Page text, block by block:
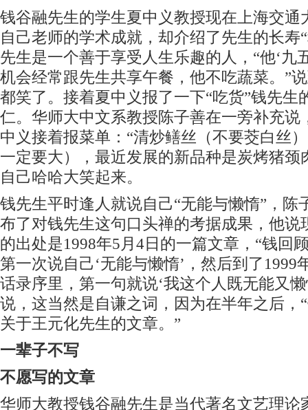
钱谷融先生的学生夏中义教授现在上海交通
自己老师的学术成就，却介绍了先生的长寿
先生是一个善于享受人生乐趣的人，“他‘九
机会经常跟先生共享午餐，他不吃蔬菜。”
都笑了。接着夏中义报了一下“吃货”钱先
仁。华师大中文系教授陈子善在一旁补充说
中义接着报菜单：“清炒鳝丝（不要茭白丝
一定要大），最近发展的新品种是炭烤猪颈
自己哈哈大笑起来。
钱先生平时逢人就说自己“无能与懒惰”，陈
布了对钱先生这句口头禅的考据成果，他说
的出处是1998年5月4日的一篇文章，“钱回
第一次说自己‘无能与懒惰’，然后到了1999
话录序里，第一句就说‘我这个人既无能又
说，这当然是自谦之词，因为在半年之后，
关于王元化先生的文章。”
一辈子不写
不愿写的文章
华师大教授钱谷融先生是当代著名文艺理论